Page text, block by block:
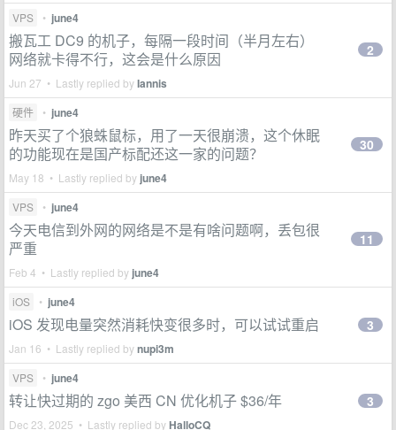
VPS • june4
搬瓦工 DC9 的机子，每隔一段时间（半月左右）
网络就卡得不行，这会是什么原因
Jun 27 • Lastly replied byIannis
2
硬件 • june4
昨天买了个狼蛛鼠标，用了一天很崩溃，这个休眠
的功能现在是国产标配还这一家的问题？
May 18 • Lastly replied by june4
30
VPS • june4
今天电信到外网的网络是不是有啥问题啊，丢包很
严重
Feb 4 • Lastly replied by june4
11
iOS • june4
iOS 发现电量突然消耗快变很多时，可以试试重启
Jan 16 • Lastly replied bynupi3m
3
VPS • june4
转让快过期的 zgo 美西 CN 优化机子 $36/年
Dec 23, 2025 • Lastly replied byHalloCQ
3